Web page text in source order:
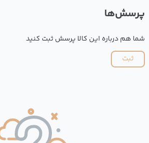
پرسش‌ها
شما هم درباره این کالا پرسش ثبت کنید
ثبت